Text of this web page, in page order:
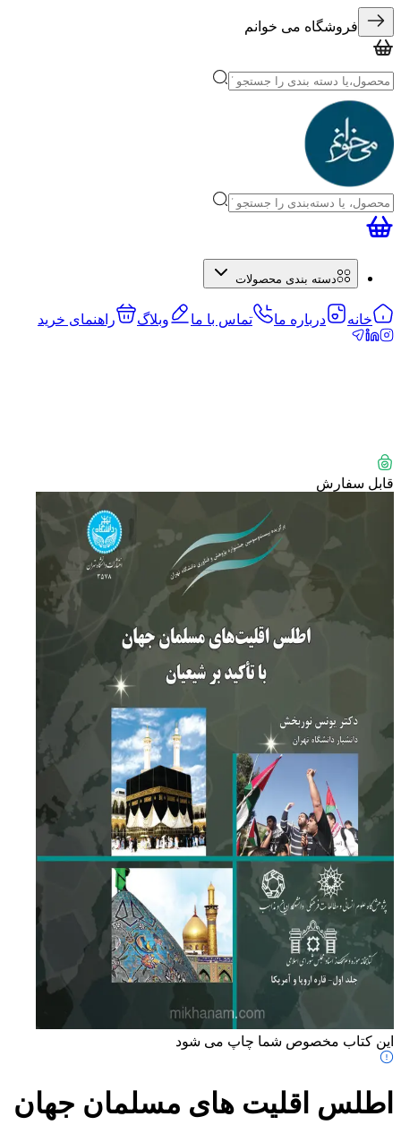
فروشگاه می خوانم
دسته بندی محصولات
خانه درباره ما تماس با ما وبلاگ راهنمای خرید
قابل سفارش
این کتاب مخصوص شما چاپ می شود
اطلس اقلیت های مسلمان جهان